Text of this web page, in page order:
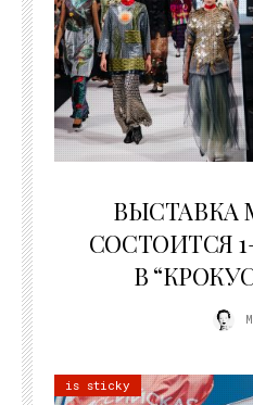
ВЫСТАВКА
СОСТОИТСЯ
В
is sticky